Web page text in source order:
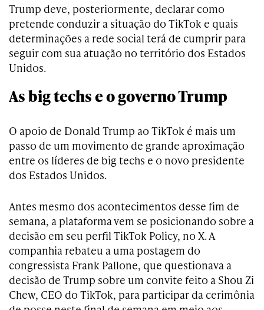
Trump deve, posteriormente, declarar como
pretende conduzir a situação do TikTok e quais
determinações a rede social terá de cumprir para
seguir com sua atuação no território dos Estados
Unidos.
As big techs e o governo Trump
O apoio de Donald Trump ao TikTok é mais um
passo de um movimento de grande aproximação
entre os líderes de big techs e o novo presidente
dos Estados Unidos.
Antes mesmo dos acontecimentos desse fim de
semana, a plataforma vem se posicionando sobre a
decisão em seu perfil TikTok Policy, no X. A
companhia rebateu a uma postagem do
congressista Frank Pallone, que questionava a
decisão de Trump sobre um convite feito a Shou Zi
Chew, CEO do TikTok, para participar da cerimônia